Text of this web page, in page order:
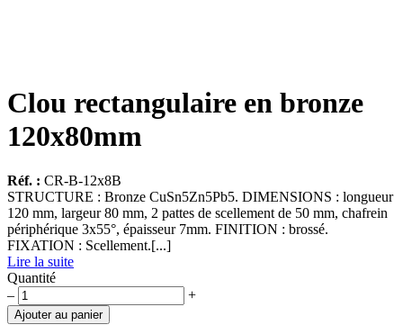
Clou rectangulaire en bronze
120x80mm
Réf. : CR-B-12x8B
STRUCTURE : Bronze CuSn5Zn5Pb5. DIMENSIONS : longueur
120 mm, largeur 80 mm, 2 pattes de scellement de 50 mm, chafrein
périphérique 3x55°, épaisseur 7mm. FINITION : brossé.
FIXATION : Scellement.[...]
Lire la suite
Quantité
quantité
de
Clou
– +
Ajouter au panier